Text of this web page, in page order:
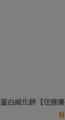
蛋白威化餅【任選